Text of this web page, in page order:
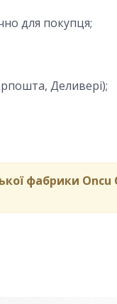
для покупця;
Деливері);
фабрики Oncu